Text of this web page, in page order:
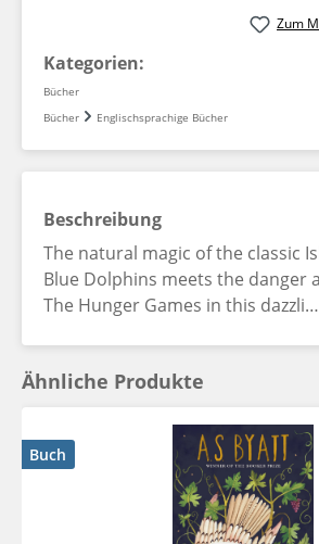
Zum
Kategorien:
Bücher
Bücher
Englischsprachige Bücher
Beschreibung
The natural magic of the classic
Blue Dolphins meets the danger
The Hunger Games in this dazzli…
Ähnliche Produkte
Buch